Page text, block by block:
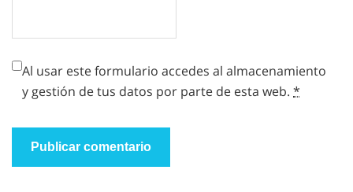
Al usar este formulario accedes al almacenamiento
y gestión de tus datos por parte de esta web. *